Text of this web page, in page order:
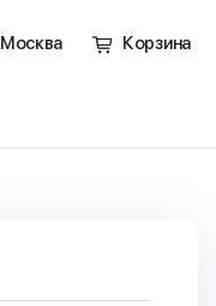
Москва Корзина